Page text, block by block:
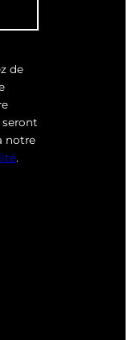
de
seront
notre
.